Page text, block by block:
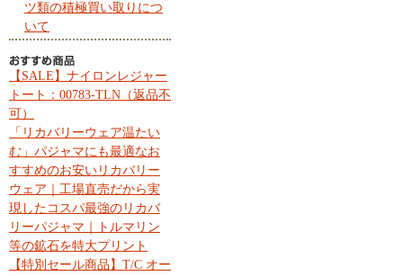
ツ類の積極買い取りにつ
いて
【SALE】ナイロンレジャー
トート：00783-TLN（返品不
可）
「リカバリーウェア温たい
む」パジャマにも最適なお
すすめのお安いリカバリー
ウェア｜工場直売だから実
現したコスパ最強のリカバ
リーパジャマ｜トルマリン
等の鉱石を特大プリント
【特別セール商品】T/C オー